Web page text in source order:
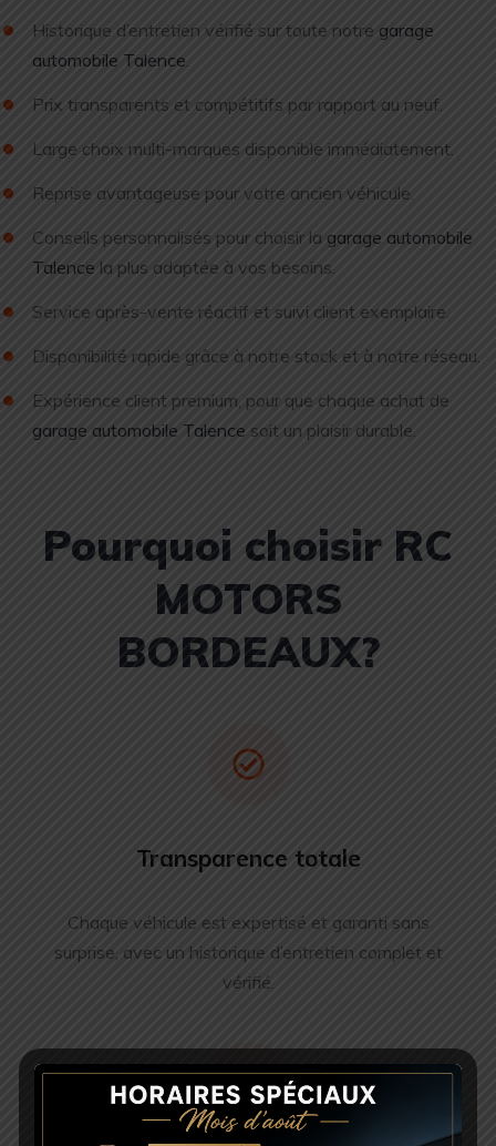
Historique d’entretien vérifié sur toute notre garage
automobile Talence
Prix transparents et compétitifs par rapport au neuf.
Large choix multi-marques disponible immédiatement.
Reprise avantageuse pour votre ancien véhicule.
Conseils personnalisés pour choisir la garage automobile
Talence la plus adaptée à vos besoins.
Service après-vente réactif et suivi client exemplaire.
Disponibilité rapide grâce à notre stock et à notre réseau.
Expérience client premium, pour que chaque achat de
garage automobile Talence soit un plaisir durable.
Pourquoi choisir RC
MOTORS
BORDEAUX?
Transparence totale
Chaque véhicule est expertisé et garanti sans
surprise, avec un historique d’entretien complet et
vérifié.